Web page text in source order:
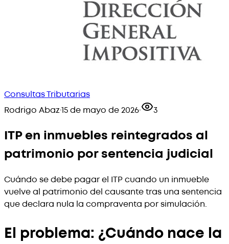
Consultas Tributarias
Rodrigo Abaz·15 de mayo de 2026· 3
ITP en inmuebles reintegrados al
patrimonio por sentencia judicial
Cuándo se debe pagar el ITP cuando un inmueble
vuelve al patrimonio del causante tras una sentencia
que declara nula la compraventa por simulación.
El problema: ¿Cuándo nace la